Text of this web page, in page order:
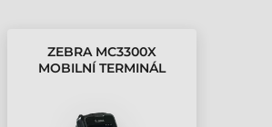
ZEBRA MC3300X
MOBILNÍ TERMINÁL